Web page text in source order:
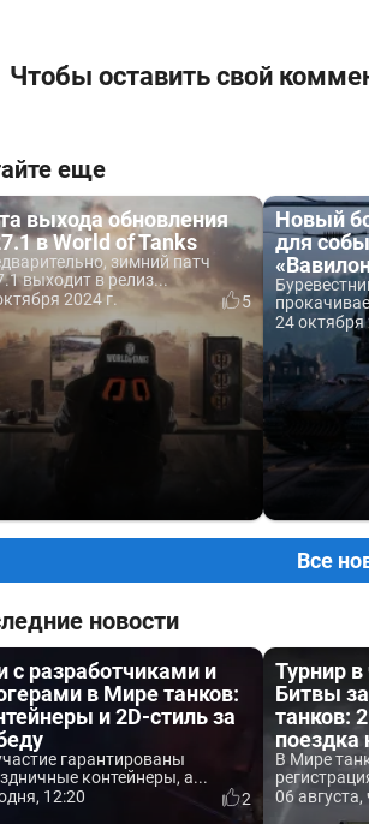
Чтобы оставить свой
еще
выхода обновления
в World of Tanks
зимний патч
выходит в релиз...
2024 г.
5
Новый
для
24 октября
Все
новости
с разработчиками и
в Мире танков:
и 2D-стиль за
гарантированы
контейнеры, а...
12:20
2
Турнир
Битвы
танков:
поездка
В Мире
06 августа,